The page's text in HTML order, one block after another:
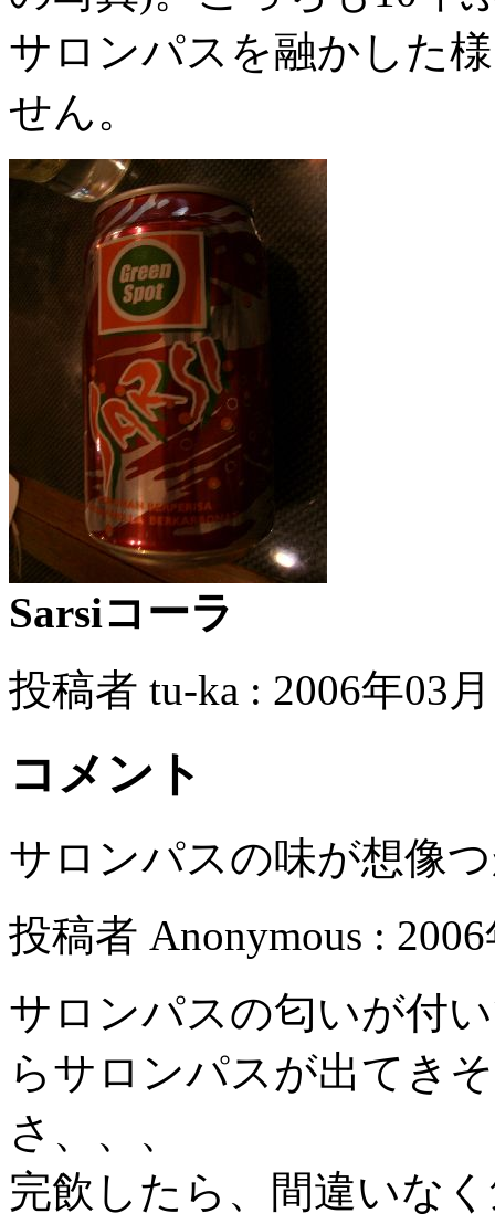
サロンパスを融かした
せん。
Sarsiコーラ
投稿者 tu-ka : 2006年03
コメント
サロンパスの味が想像
投稿者 Anonymous :
サロンパスの匂いが付
らサロンパスが出てき
さ、、、
完飲したら、間違いな